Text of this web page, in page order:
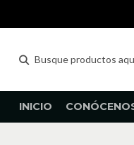
INICIO